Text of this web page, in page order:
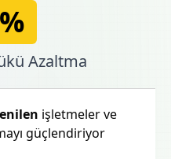
Azaltma
işletmeler ve
güçlendiriyor